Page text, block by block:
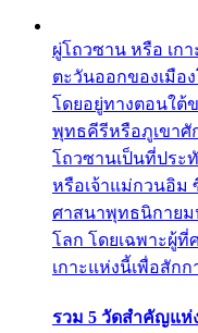
ผู่โถวซาน หรือ เกา
ตะวันออกของเมือ
โดยอยู่ทางตอนใต้
พุทธคีรีหรือภูเขาศั
โถวซานเป็นที่ประ
หรือเจ้าแม่กวนอิม
ศาสนาพุทธนิกายม
โลก โดยเฉพาะผู้ที่
เกาะแห่งนี้เพื่อสัก
รวม 5 วัดสำคัญแห่